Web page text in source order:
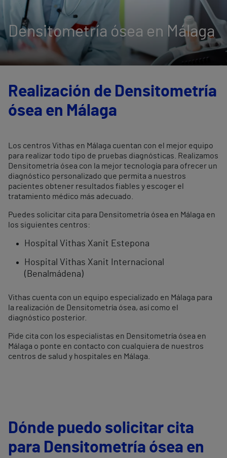
Densitometría ósea en Málaga
Realización de Densitometría
ósea en Málaga
Los centros Vithas en Málaga cuentan con el mejor equipo
para realizar todo tipo de pruebas diagnósticas. Realizamos
Densitometría ósea con la mejor tecnología para ofrecer un
diagnóstico personalizado que permita a nuestros
pacientes obtener resultados fiables y escoger el
tratamiento médico más adecuado.
Puedes solicitar cita para Densitometría ósea en Málaga en
los siguientes centros:
Hospital Vithas Xanit Estepona
Hospital Vithas Xanit Internacional
(Benalmádena)
Vithas cuenta con un equipo especializado en Málaga para
la realización de Densitometría ósea, así como el
diagnóstico posterior.
Pide cita con los especialistas en Densitometría ósea en
Málaga o ponte en contacto con cualquiera de nuestros
centros de salud y hospitales en Málaga.
Dónde puedo solicitar cita
para Densitometría ósea en